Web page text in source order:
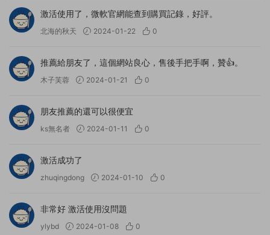
激活使用了，微軟官網能查到購買記錄，好評。
北海的秋天 2024-01-22 0
推薦給朋友了，這個網站良心，售後手把手啊，贊👍。
木子芙蓉 2024-01-21 0
朋友推薦的還可以很便宜
ks無名者 2024-01-11 0
激活成功了
zhuqingdong 2024-01-10 0
非常好 激活使用沒問題
ylybd 2024-01-08 0